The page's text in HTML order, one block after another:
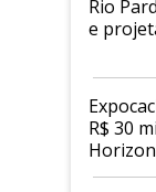
Rio
e
R$ 30